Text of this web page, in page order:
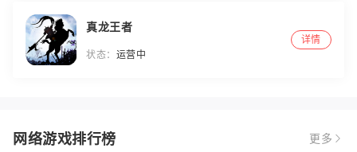
真龙王者
状态： 运营中
详情
网络游戏排行榜 更多